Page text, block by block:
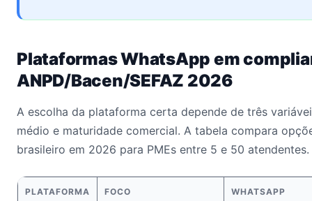
Plataformas WhatsApp em
ANPD/Bacen/SEFAZ 2026
A escolha da plataforma certa depende de três
médio e maturidade comercial. A tabela compara
brasileiro em 2026 para PMEs entre 5 e 50 atendentes.
PLATAFORMA FOCO
WHATSAPP